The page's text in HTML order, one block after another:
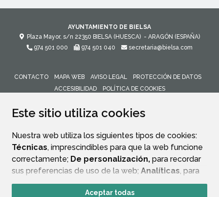
Este sitio utiliza cookies
Nuestra web utiliza los siguientes tipos de cookies:
Técnicas, imprescindibles para que la web funcione
correctamente; De personalización, para recordar
sus preferencias de uso de la web; Analíticas, para
mejorar el funcionamiento de la web y sus servicios.
Aceptar todas
AYUNTAMIENTO DE BIELSA
Plaza Mayor, s/n 22350 BIELSA (HUESCA) - ARAGÓN (ESPAÑA)
974 501 000
974 501 040 secretaria@bielsa.com
CONTACTO MAPA WEB AVISO LEGAL
PROTECCIÓN DE DATOS
ACCESIBILIDAD
POLÍTICA DE COOKIES